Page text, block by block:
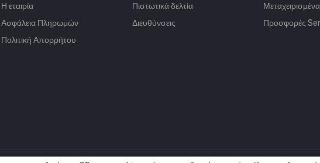
Η εταιρία
Ασφάλεια Πληρωμών
Πολιτική Απορρήτου
Πιστωτικά δελτία
Διευθύνσεις
Μεταχειρισμένα
Προσφορές